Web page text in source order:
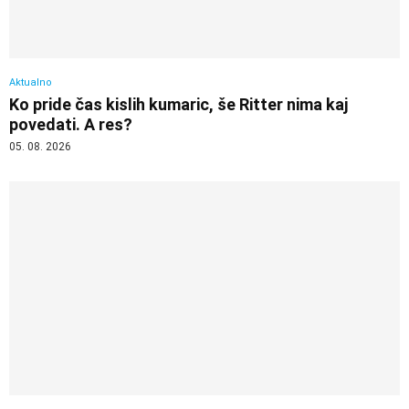
Aktualno
Ko pride čas kislih kumaric, še Ritter nima kaj
povedati. A res?
05. 08. 2026